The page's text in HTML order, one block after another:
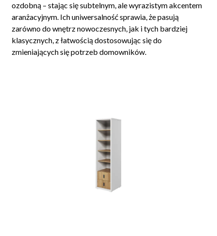
ozdobną – stając się subtelnym, ale wyrazistym akcentem
aranżacyjnym. Ich uniwersalność sprawia, że pasują
zarówno do wnętrz nowoczesnych, jak i tych bardziej
klasycznych, z łatwością dostosowując się do
zmieniających się potrzeb domowników.